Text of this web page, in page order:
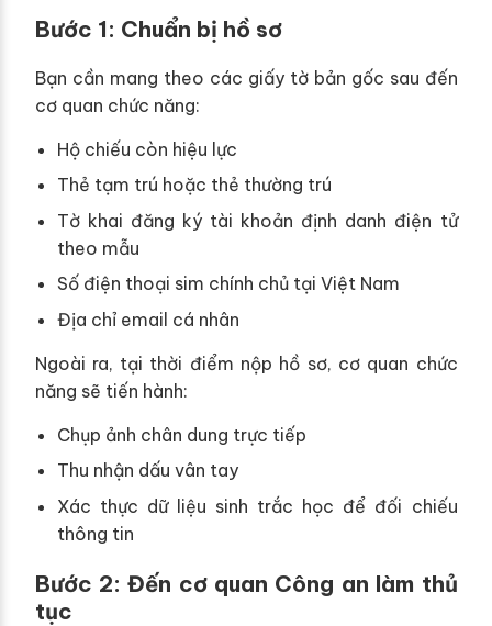
Bước 1: Chuẩn bị hồ sơ
Bạn cần mang theo các giấy tờ bản gốc sau đến
cơ quan chức năng:
Hộ chiếu còn hiệu lực
Thẻ tạm trú hoặc thẻ thường trú
Tờ khai đăng ký tài khoản định danh điện tử
theo mẫu
Số điện thoại sim chính chủ tại Việt Nam
Địa chỉ email cá nhân
Ngoài ra, tại thời điểm nộp hồ sơ, cơ quan chức
năng sẽ tiến hành:
Chụp ảnh chân dung trực tiếp
Thu nhận dấu vân tay
Xác thực dữ liệu sinh trắc học để đối chiếu
thông tin
Bước 2: Đến cơ quan Công an làm thủ
tục